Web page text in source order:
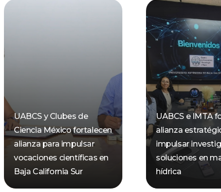
UABCS y Clubes de
Ciencia México fortalecen
alianza para impulsar
vocaciones científicas en
Baja California Sur
UABCS e IMTA
alianza
impulsar
soluciones en
hídrica